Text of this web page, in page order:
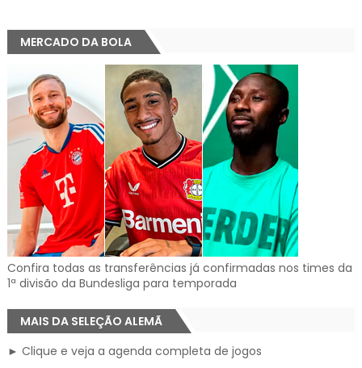
MERCADO DA BOLA
Confira todas as transferências já confirmadas nos times da
1ª divisão da Bundesliga para temporada
MAIS DA SELEÇÃO ALEMÃ
► Clique e veja a agenda completa de jogos